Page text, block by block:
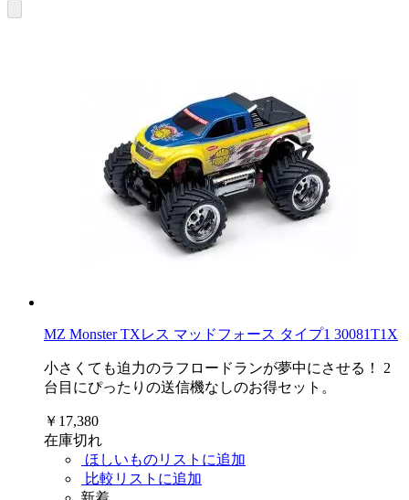
MZ Monster TXレス マッドフォース タイプ1 30081T1X
小さくても迫力のラフロードランが夢中にさせる！ 2
台目にぴったりの送信機なしのお得セット。
￥17,380
在庫切れ
ほしいものリストに追加
比較リストに追加